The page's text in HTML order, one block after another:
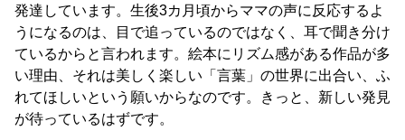
発達しています。生後3カ月頃からママの声に反応するよ
うになるのは、目で追っているのではなく、耳で聞き分け
ているからと言われます。絵本にリズム感がある作品が多
い理由、それは美しく楽しい「言葉」の世界に出合い、ふ
れてほしいという願いからなのです。きっと、新しい発見
が待っているはずです。